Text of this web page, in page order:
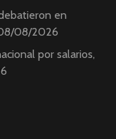
en
08/2026
por salarios,